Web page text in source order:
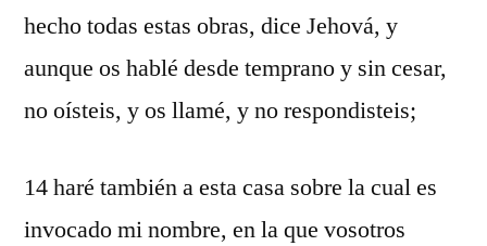
hecho todas estas obras, dice Jehová, y
aunque os hablé desde temprano y sin cesar,
no oísteis, y os llamé, y no respondisteis;
14 haré también a esta casa sobre la cual es
invocado mi nombre, en la que vosotros